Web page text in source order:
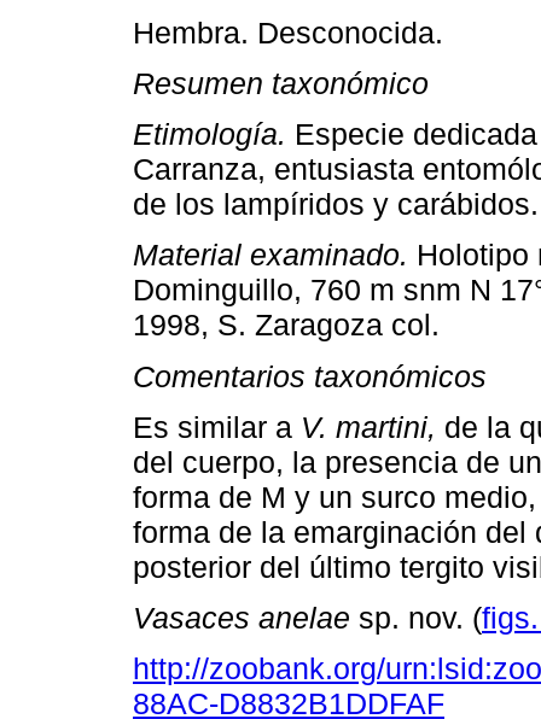
Hembra. Desconocida.
Resumen taxonómico
Etimología. Especie
Carranza, entusiasta
de los lampíridos y carábidos.
Material examinado. Holotipo
Dominguillo, 760 m snm N
1998, S. Zaragoza col.
Comentarios taxonómicos
Es similar a V. martini, de la
del cuerpo, la presencia de
forma de M y un surco
forma de la emarginación
posterior del último tergito
Vasaces anelae sp. nov. (
http://zoobank.org/
88AC-D8832B1DDFAF